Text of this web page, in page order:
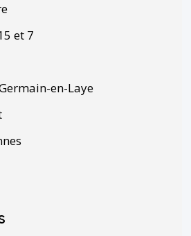
et 7
en-Laye